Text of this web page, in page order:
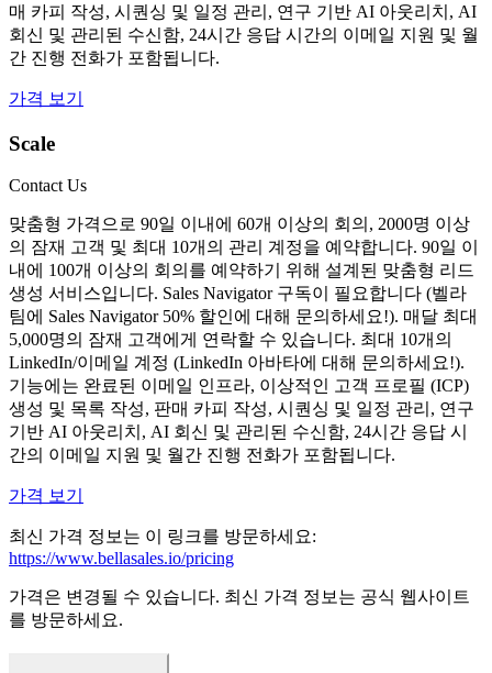
매 카피 작성, 시퀀싱 및 일정 관리, 연구 기반 AI 아웃리치, AI
회신 및 관리된 수신함, 24시간 응답 시간의 이메일 지원 및 월
간 진행 전화가 포함됩니다.
가격 보기
Scale
Contact Us
맞춤형 가격으로 90일 이내에 60개 이상의 회의, 2000명 이상
의 잠재 고객 및 최대 10개의 관리 계정을 예약합니다. 90일 이
내에 100개 이상의 회의를 예약하기 위해 설계된 맞춤형 리드
생성 서비스입니다. Sales Navigator 구독이 필요합니다 (벨라
팀에 Sales Navigator 50% 할인에 대해 문의하세요!). 매달 최대
5,000명의 잠재 고객에게 연락할 수 있습니다. 최대 10개의
LinkedIn/이메일 계정 (LinkedIn 아바타에 대해 문의하세요!).
기능에는 완료된 이메일 인프라, 이상적인 고객 프로필 (ICP)
생성 및 목록 작성, 판매 카피 작성, 시퀀싱 및 일정 관리, 연구
기반 AI 아웃리치, AI 회신 및 관리된 수신함, 24시간 응답 시
간의 이메일 지원 및 월간 진행 전화가 포함됩니다.
가격 보기
최신 가격 정보는 이 링크를 방문하세요:
https://www.bellasales.io/pricing
가격은 변경될 수 있습니다. 최신 가격 정보는 공식 웹사이트
를 방문하세요.